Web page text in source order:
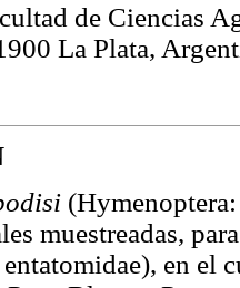
de Ciencias
La Plata,
muestreadas,
en el